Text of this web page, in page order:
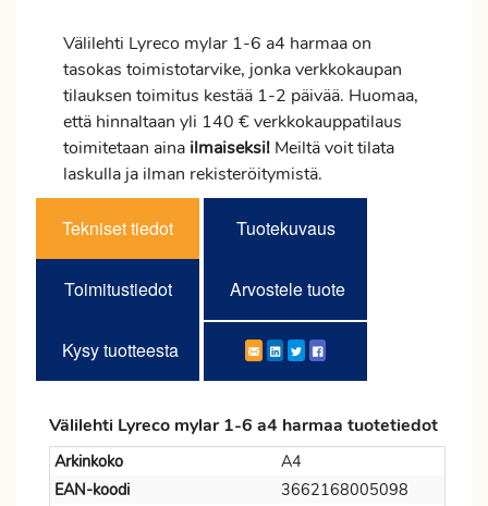
Välilehti Lyreco mylar 1-6 a4 harmaa on
tasokas toimistotarvike, jonka verkkokaupan
tilauksen toimitus kestää 1-2 päivää. Huomaa,
että hinnaltaan yli 140 € verkkokauppatilaus
toimitetaan aina ilmaiseksi! Meiltä voit tilata
laskulla ja ilman rekisteröitymistä.
Tekniset tiedot Tuotekuvaus
Toimitustiedot Arvostele tuote
Kysy tuotteesta
Välilehti Lyreco mylar 1-6 a4 harmaa tuotetiedot
Arkinkoko
A4
EAN-koodi
3662168005098